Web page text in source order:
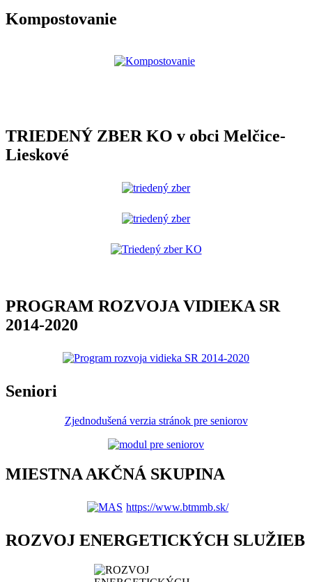
Kompostovanie
TRIEDENÝ ZBER KO v obci Melčice-
Lieskové
PROGRAM ROZVOJA VIDIEKA SR
2014-2020
Seniori
Zjednodušená verzia stránok pre seniorov
MIESTNA AKČNÁ SKUPINA
https://www.btmmb.sk/
ROZVOJ ENERGETICKÝCH SLUŽIEB